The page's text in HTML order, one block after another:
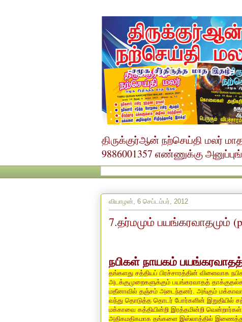
திருக்குர்ஆன் நற்செய்தி மலர்
9886001357 எண்ணுக்கு
வியாழன், 6 செப்டம்பர், 2012
7.தர்மமும் பயங்கரவாதமும்
நபிகள் நாயகம்
தங்களது சத்தியப் பிரச்சாரத்தின் விளைவாக
அடக்குமுறைகளுக்கும் பயங்கரவாதத்
மதீனாவில் தஞ்சம் அடைந்தனர். அங்கும்
வந்து தொடுத்த தொடர் போர்களின் இறுதியில்
மக்காவை கத்தியின்றி இரத்தமின்றி
அதிகமதிகமாக தங்களை இஸ்லாத்தில்